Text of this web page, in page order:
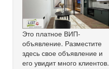
Это платное ВИП-
объявление. Разместите
здесь свое объявление и
его увидит много клиентов.